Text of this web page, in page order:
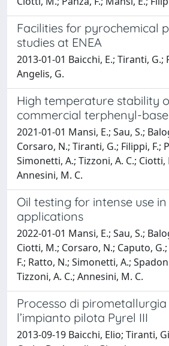
Facilities for pyrochemical
studies at ENEA
2013-01-01 Baicchi, E.; Tiranti, G.;
Angelis, G.
High temperature stability
commercial terphenyl-
2021-01-01 Mansi, E.; Sau, S.;
Corsaro, N.; Tiranti, G.; Filippi, F.;
Simonetti, A.; Tizzoni, A. C.; Ciotti,
Annesini, M. C.
Oil testing for intense use in
applications
2022-01-01 Mansi, E.; Sau, S.;
Ciotti, M.; Corsaro, N.; Caputo, G.;
F.; Ratto, N.; Simonetti, A.;
Tizzoni, A. C.; Annesini, M. C.
Processo di
l’impianto pilota Pyrel III
2013-09-19 Baicchi, Elio; Tiranti,